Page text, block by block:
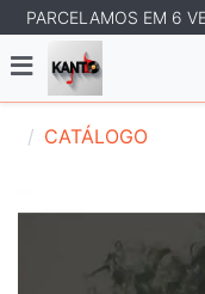
PARCELAMOS EM 6
CATÁLOGO